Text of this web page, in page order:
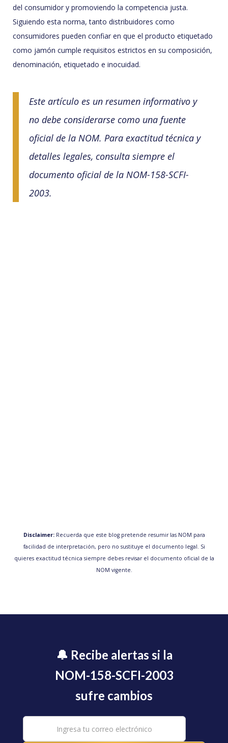
del consumidor y promoviendo la competencia justa.
Siguiendo esta norma, tanto distribuidores como
consumidores pueden confiar en que el producto etiquetado
como jamón cumple requisitos estrictos en su composición,
denominación, etiquetado e inocuidad.
Este artículo es un resumen informativo y
no debe considerarse como una fuente
oficial de la NOM. Para exactitud técnica y
detalles legales, consulta siempre el
documento oficial de la NOM-158-SCFI-
2003.
Disclaimer: Recuerda que este blog pretende resumir las NOM para
facilidad de interpretación, pero no sustituye el documento legal. Si
quieres exactitud técnica siempre debes revisar el documento oficial de la
NOM vigente.
🔔 Recibe alertas si la
NOM-158-SCFI-2003
sufre cambios